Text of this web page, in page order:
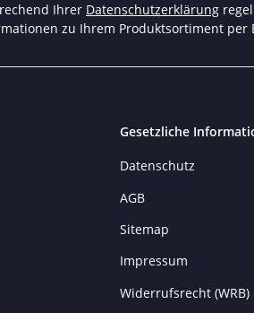
Ihrer Datenschutzerklärung
zu Ihrem Produktsortiment per
Gesetzliche
Datenschutz
AGB
Sitemap
Impressum
Widerrufsrecht (WRB)